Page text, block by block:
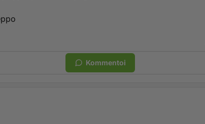
Kommentoi